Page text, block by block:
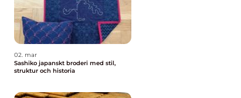
02. mar
Sashiko japanskt broderi med stil,
struktur och historia